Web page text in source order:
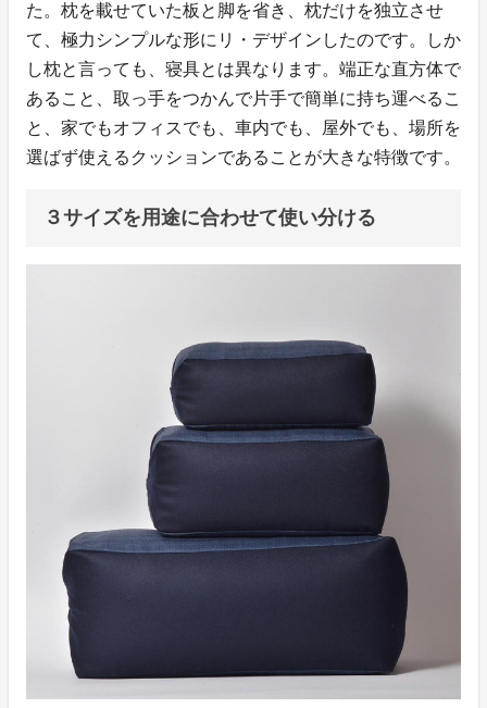
た。枕を載せていた板と脚を省き、枕だけを独立させ
て、極力シンプルな形にリ・デザインしたのです。しか
し枕と言っても、寝具とは異なります。端正な直方体で
あること、取っ手をつかんで片手で簡単に持ち運べるこ
と、家でもオフィスでも、車内でも、屋外でも、場所を
選ばず使えるクッションであることが大きな特徴です。
３サイズを用途に合わせて使い分ける